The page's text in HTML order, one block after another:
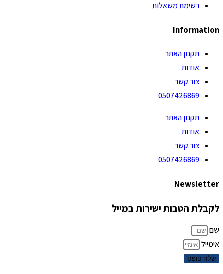
רשימת משאלות
Information
תקנון האתר
אודות
צור קשר
0507426869
תקנון האתר
אודות
צור קשר
0507426869
Newsletter
לקבלת הטבות ישירות במייל
שם
אימייל
שלח טופס